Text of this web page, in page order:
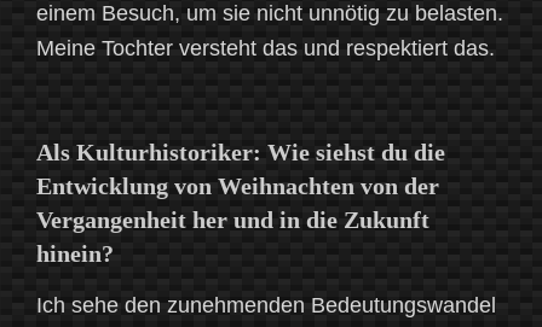
einem Besuch, um sie nicht unnötig zu belasten.
Meine Tochter versteht das und respektiert das.
Als Kulturhistoriker: Wie siehst du die
Entwicklung von Weihnachten von der
Vergangenheit her und in die Zukunft
hinein?
Ich sehe den zunehmenden Bedeutungswandel